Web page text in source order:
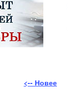
<-- Новее